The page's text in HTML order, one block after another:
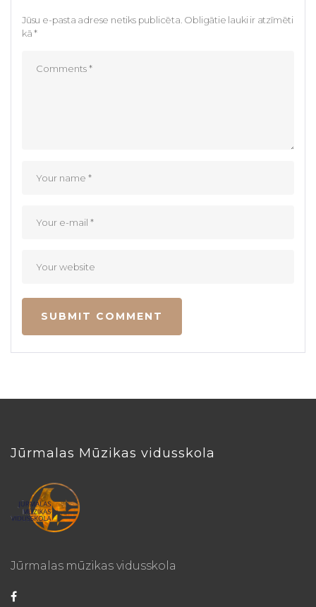
Jūsu e-pasta adrese netiks publicēta. Obligātie lauki ir atzīmēti
kā*
Jūrmalas Mūzikas vidusskola
Jūrmalas mūzikas vidusskola